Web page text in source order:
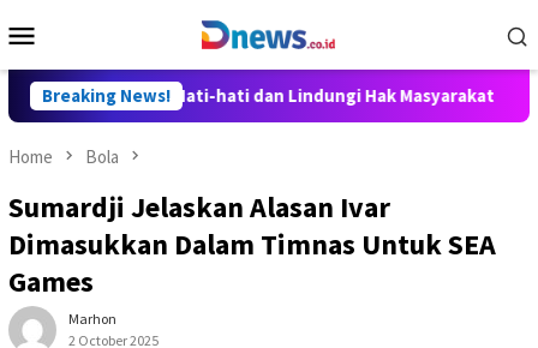
to
Menu
Breaking News!
Disusun Hati-hati dan Lindungi Hak Masyarakat Dosen
Home Bola
Sumardji Jelaskan Alasan Ivar
Dimasukkan Dalam Timnas Untuk SEA
Games
Marhon
2 October 2025